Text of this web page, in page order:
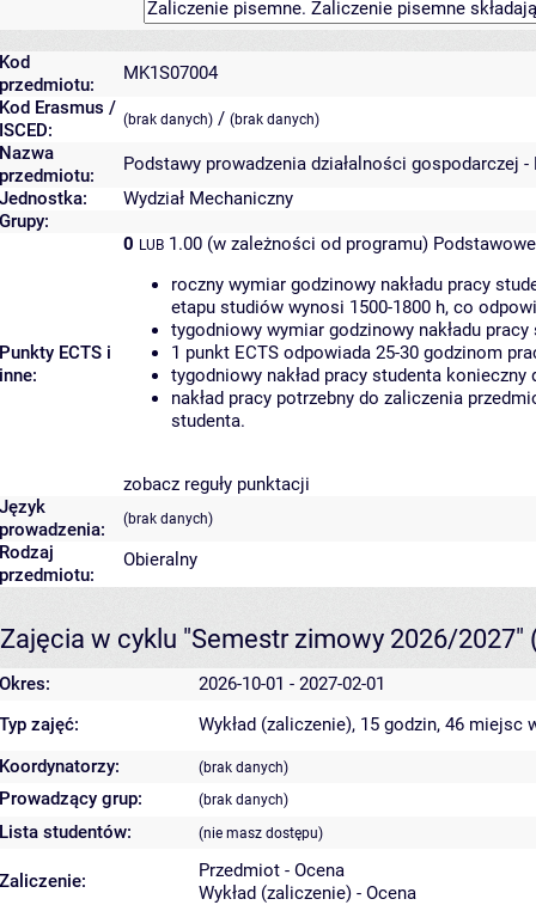
Kod
przedmiotu:
MK1S07004
Kod Erasmus /
ISCED:
(brak danych) / (brak danych)
Nazwa
przedmiotu:
Podstawy prowadzenia działalności gospodarczej -
Jednostka:
Wydział Mechaniczny
Grupy:
Punkty ECTS i
inne:
0 LUB 1.00 (w zależności od programu)
roczny wymiar godzinowy nakładu pracy
etapu studiów wynosi 1500-1800 h, co
tygodniowy wymiar godzinowy nakładu
1 punkt ECTS odpowiada 25-30 godzinom
tygodniowy nakład pracy studenta
nakład pracy potrzebny do zaliczenia
studenta.
zobacz reguły punktacji
Język
prowadzenia:
(brak danych)
Rodzaj
przedmiotu:
Obieralny
Zajęcia w cyklu "Semestr zimowy 2026/2027"
Okres:
2026-10-01 - 2027-02-01
Typ zajęć:
Wykład (zaliczenie), 15 godzin, 46 miejsc
Koordynatorzy:
(brak danych)
Prowadzący grup: (brak danych)
Lista studentów: (nie masz dostępu)
Zaliczenie:
Przedmiot - Ocena
Wykład (zaliczenie) - Ocena